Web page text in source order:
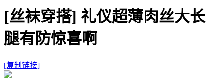
[丝袜穿搭] 礼仪超薄肉丝大长
腿有防惊喜啊
[复制链接]